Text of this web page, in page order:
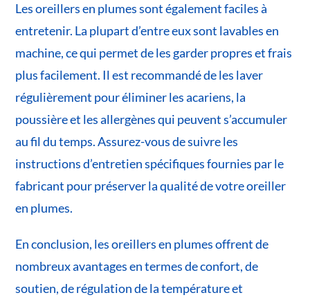
Les oreillers en plumes sont également faciles à
entretenir. La plupart d’entre eux sont lavables en
machine, ce qui permet de les garder propres et frais
plus facilement. Il est recommandé de les laver
régulièrement pour éliminer les acariens, la
poussière et les allergènes qui peuvent s’accumuler
au fil du temps. Assurez-vous de suivre les
instructions d’entretien spécifiques fournies par le
fabricant pour préserver la qualité de votre oreiller
en plumes.
En conclusion, les oreillers en plumes offrent de
nombreux avantages en termes de confort, de
soutien, de régulation de la température et